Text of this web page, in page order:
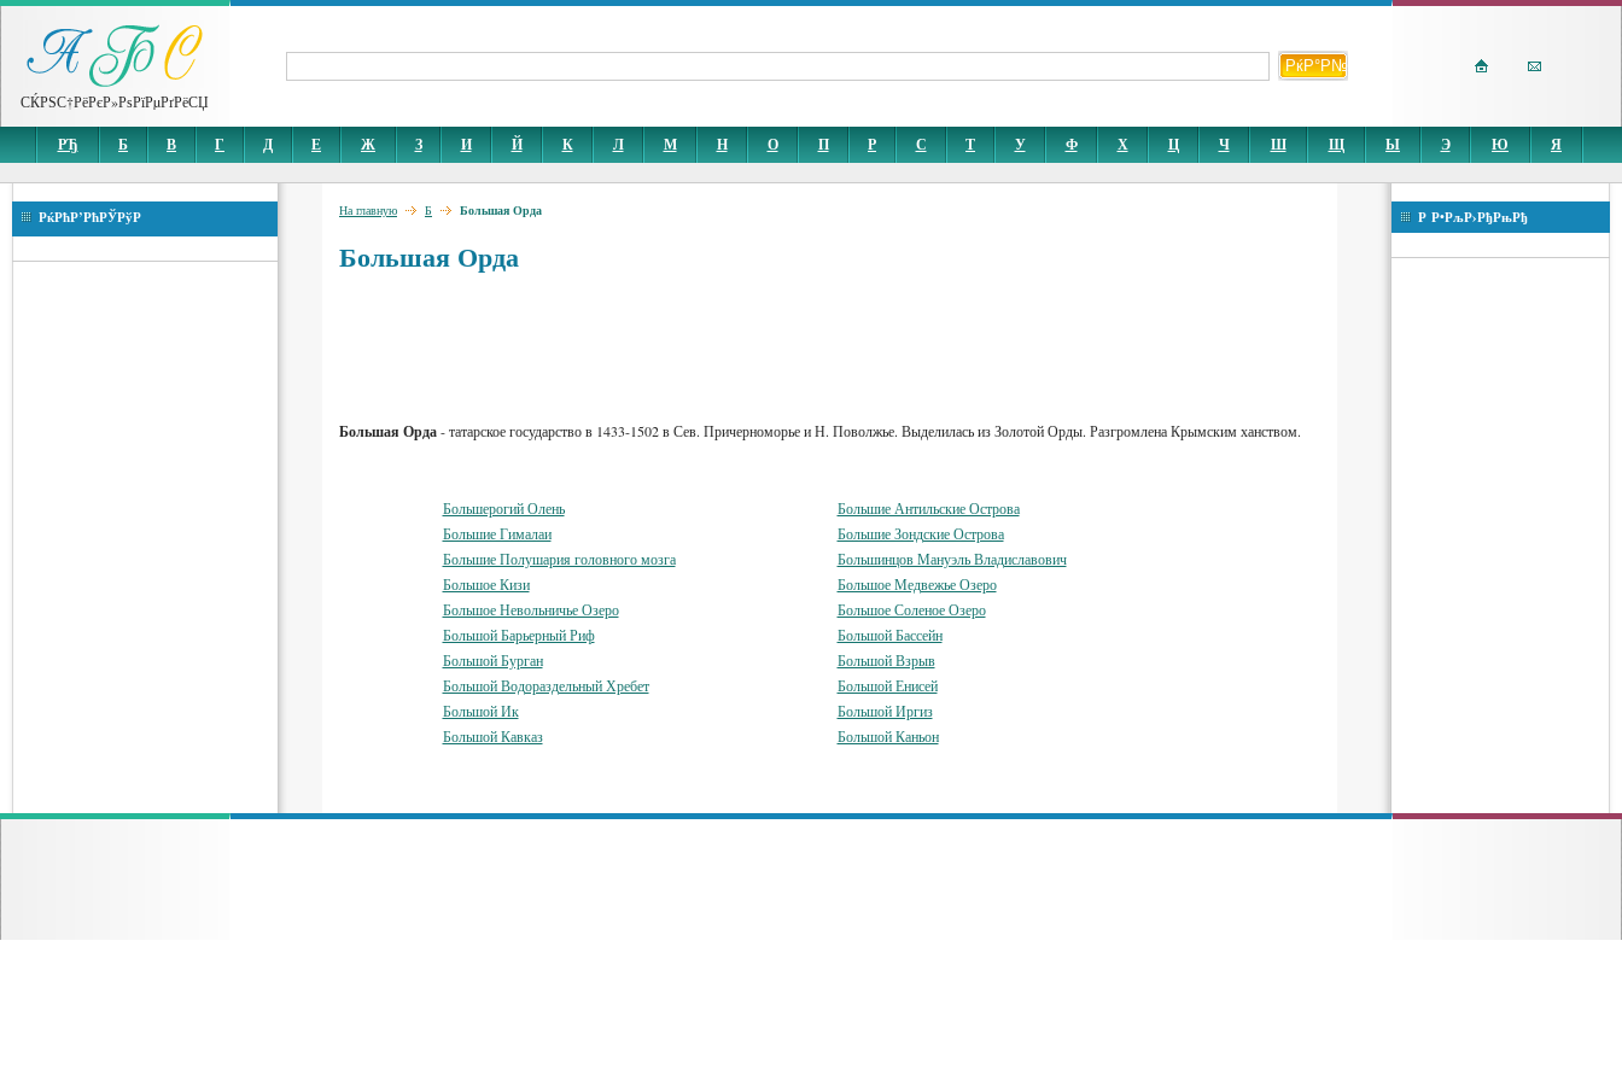
СЌРЅС†РёРєР»РѕРїРµРґРёСЏ
РЂ Б В Г Д Е Ж З И Й К Л М Н О П Р С Т У Ф Х Ц Ч Ш Щ Ы Э Ю Я
РќРћР’РћРЎРўР На главную Б Большая Орда
Большая Орда
Большая Орда- татарское государство в 1433-1502 в Сев. Причерноморье и Н. Поволжье. Выделилась из Золотой Орды. Разгромлена Крымским ханством.
Большерогий Олень
Большие Антильские Острова
Большие Гималаи
Большие Зондские Острова
Большие Полушария головного мозга
Большинцов Мануэль Владиславович
Большое Кизи
Большое Медвежье Озеро
Большое Невольничье Озеро
Большое Соленое Озеро
Большой Барьерный Риф
Большой Бассейн
Большой Бурган
Большой Взрыв
Большой Водораздельный Хребет
Большой Енисей
Большой Ик
Большой Иргиз
Большой Кавказ
Большой Каньон
Р Р•РљР›РђРњРђ